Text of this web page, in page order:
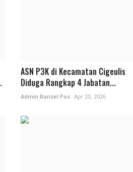
ASN P3K di Kecamatan Cigeulis
Diduga Rangkap 4 Jabatan...
Admin Bansel Pos Apr 20, 2026